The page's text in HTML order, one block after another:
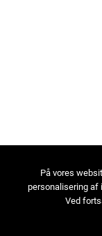
På vores
personalisering af
Ved